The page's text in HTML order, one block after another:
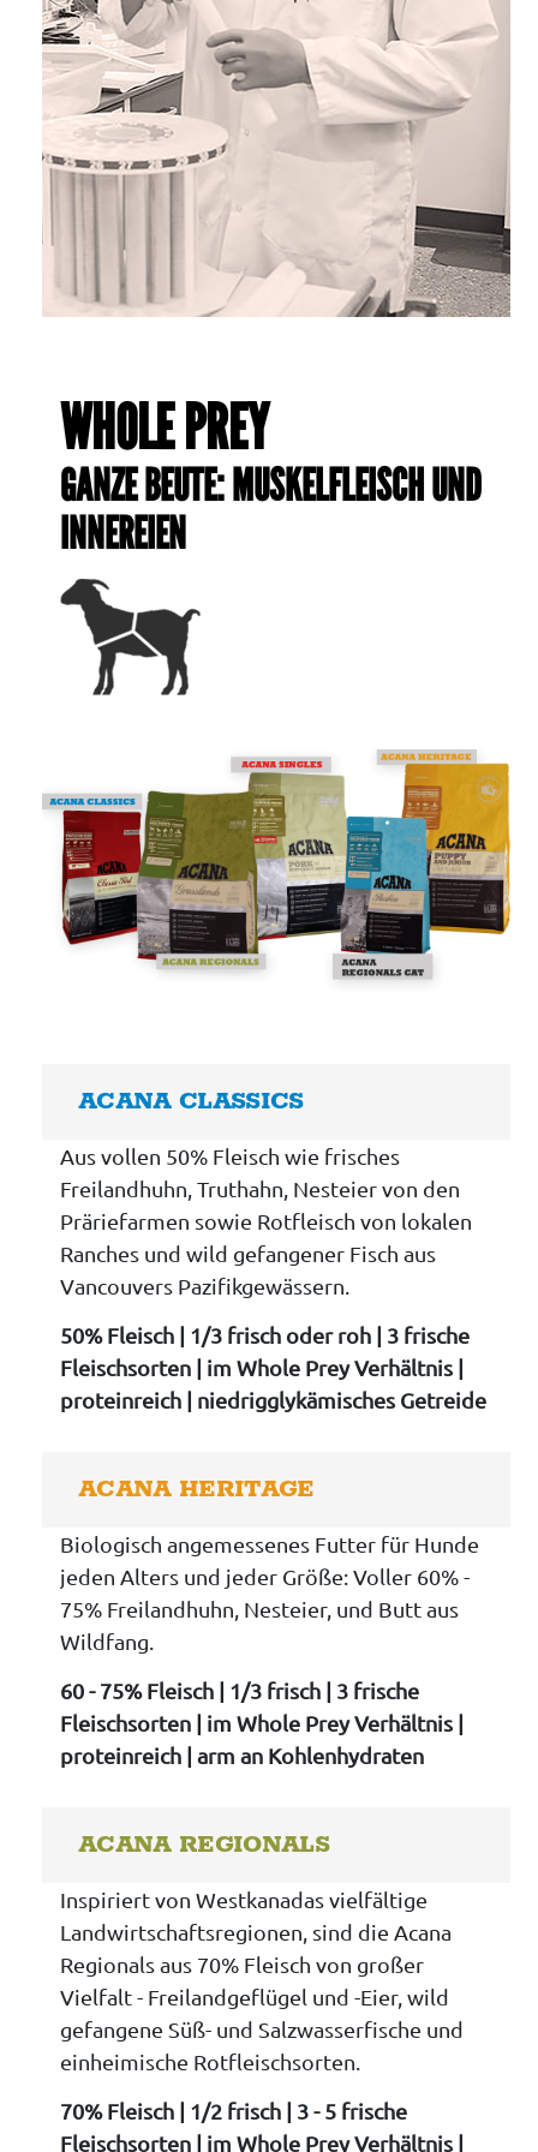
WHOLE PREY
GANZE BEUTE: MUSKELFLEISCH UND
INNEREIEN
ACANA CLASSICS
Aus vollen 50% Fleisch wie frisches
Freilandhuhn, Truthahn, Nesteier von den
Präriefarmen sowie Rotfleisch von lokalen
Ranches und wild gefangener Fisch aus
Vancouvers Pazifikgewässern.
50% Fleisch | 1/3 frisch oder roh | 3 frische
Fleischsorten | im Whole Prey Verhältnis |
proteinreich | niedrigglykämisches Getreide
ACANA HERITAGE
Biologisch angemessenes Futter für Hunde
jeden Alters und jeder Größe: Voller 60% -
75% Freilandhuhn, Nesteier, und Butt aus
Wildfang.
60 - 75% Fleisch | 1/3 frisch | 3 frische
Fleischsorten | im Whole Prey Verhältnis |
proteinreich | arm an Kohlenhydraten
ACANA REGIONALS
Inspiriert von Westkanadas vielfältige
Landwirtschaftsregionen, sind die Acana
Regionals aus 70% Fleisch von großer
Vielfalt - Freilandgeflügel und -Eier, wild
gefangene Süß- und Salzwasserfische und
einheimische Rotfleischsorten.
70% Fleisch | 1/2 frisch | 3 - 5 frische
Fleischsorten | im Whole Prey Verhältnis |